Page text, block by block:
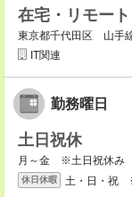
在宅・リモー
東京都千代田区 山手
IT関連
勤務曜日
土日祝休
月～金 ※土日祝休み
休日休暇 土・日・祝